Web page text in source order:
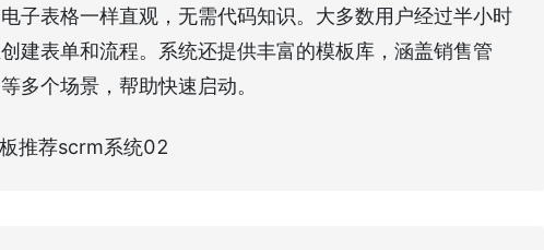
子表格一样直观，无需代码知识。大多数用户经过半小时
建表单和流程。系统还提供丰富的模板库，涵盖销售管
多个场景，帮助快速启动。